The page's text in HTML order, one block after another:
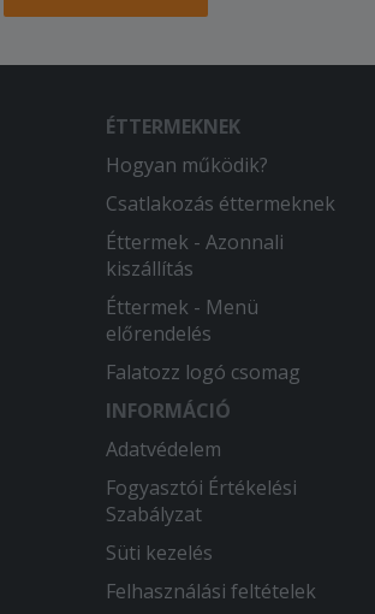
ÉTTERMEKNEK
Hogyan működik?
Csatlakozás éttermeknek
Éttermek - Azonnali
kiszállítás
Éttermek - Menü
előrendelés
Falatozz logó csomag
INFORMÁCIÓ
Adatvédelem
Fogyasztói Értékelési
Szabályzat
Süti kezelés
Felhasználási feltételek